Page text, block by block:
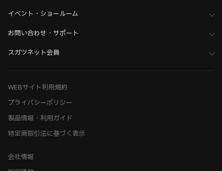
> ロボット架台も機構部品でグレードアップする製品
ホーム
> ブランド・シリーズ一覧 ／ 製品ピックアップ
イベント・ショールーム
お問い合わせ・サポート
スガツネット会員
WEBサイト利用規約
プライバシーポリシー
製品情報・利用ガイド
特定商取引法に基づく表示
会社情報